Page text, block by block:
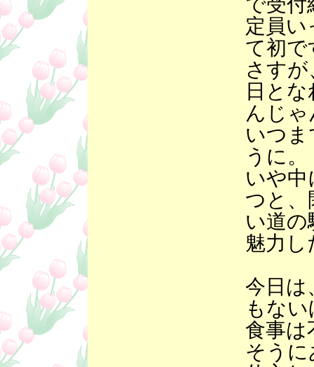
定員
て初で
さす
日と
んじ
いつ
うに。
いや
つと、
い道
魅力
今日は
もな
食事は
そう